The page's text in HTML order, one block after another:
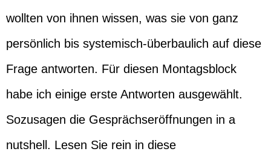
wollten von ihnen wissen, was sie von ganz
persönlich bis systemisch-überbaulich auf diese
Frage antworten. Für diesen Montagsblock
habe ich einige erste Antworten ausgewählt.
Sozusagen die Gesprächseröffnungen in a
nutshell. Lesen Sie rein in diese